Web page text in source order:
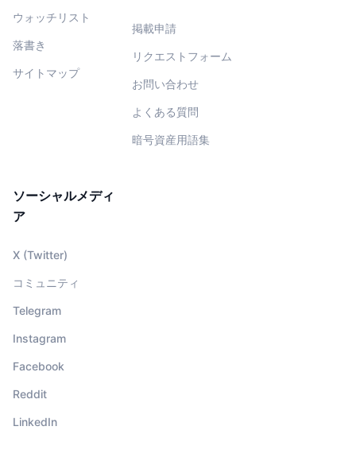
ウォッチリスト
落書き
サイトマップ
掲載申請
リクエストフォーム
お問い合わせ
よくある質問
暗号資産用語集
ソーシャルメディ
ア
X (Twitter)
コミュニティ
Telegram
Instagram
Facebook
Reddit
LinkedIn